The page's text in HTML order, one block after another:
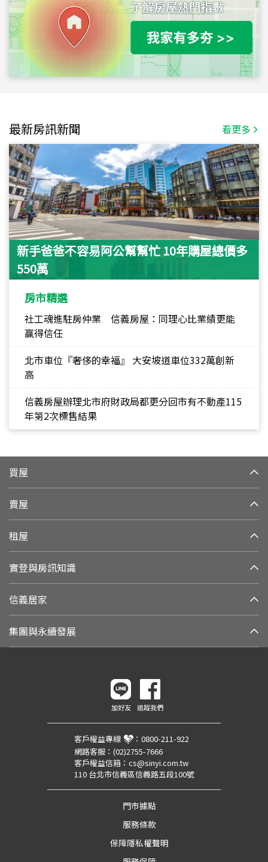
最新房訊新聞 看更多
新手爸爸不容易阿公幫幫忙 10年購屋總價多
550萬
房市精選
社工魂進駐房仲業 信義房屋：同理心比業績更能
贏得信任
北市車位『奢侈的幸福』 大安坡道車位332萬創新
高
信義房屋辦理北市府財政局都更分回市有不動產115
年第2次標售結果
買屋
賣屋
租屋
實登與房訊知識
信義居家
集團與永續發展
加好友 追蹤我們
客戶權益專線 ： 0800-211-922
網路客服： (02)2755-7666
客戶權益信箱： cs@sinyi.com.tw
110 台北市信義區信義路五段100號
門市據點
服務條款
保障隱私權聲明